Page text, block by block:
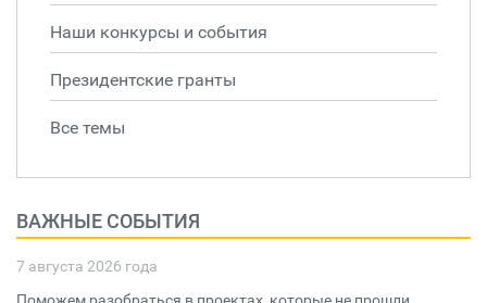
Наши конкурсы и события
Президентские гранты
Все темы
ВАЖНЫЕ СОБЫТИЯ
7 августа 2026 года